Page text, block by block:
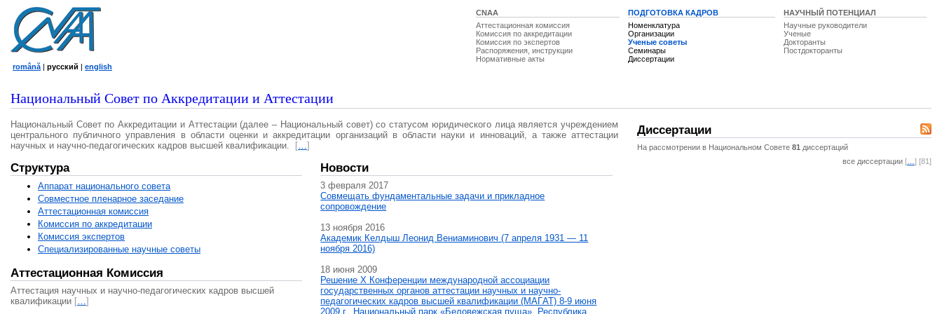
CNAA
Аттестационная комиссия
Комиссия по аккредитации
Комиссия по экспертов
Распоряжения, инструкции
Нормативные акты
ПОДГОТОВКА КАДРОВ
Номенклатура
Организации
Ученые советы
Семинары
Диссертации
НАУЧНЫЙ ПОТЕНЦИАЛ
Научные руководители
Ученые
Докторанты
Постдокторанты
română | русский | english
Национальный Совет по Аккредитации и Аттестации
Национальный Совет по Аккредитации и Аттестации (далее – Национальный совет) со статусом юридического лица является учреждением
центрального публичного управления в области оценки и аккредитации организаций в области науки и инноваций, а также аттестации
научных и научно-педагогических кадров высшей квалификации.
[…]
Структура
Аппарат национального совета
Совместное пленарное заседание
Аттестационная комисcия
Комиссия по аккредитации
Комиссия экспертов
Специализированные научные советы
Аттестационная Комиссия
Аттестация научных и научно-педагогических кадров высшей
квалификации […]
Новости
3 февраля 2017
Совмещать фундаментальные задачи и прикладное
сопровождение
13 ноября 2016
Академик Келдыш Леонид Вениаминович (7 апреля 1931 — 11
ноября 2016)
18 июня 2009
Решение X Конференции международной ассоциации
государственных органов аттестации научных и научно-
педагогических кадров высшей квалификации (МАГAT) 8-9 июня
2009 г., Национальный парк «Беловежская пуща», Республика
Диссертации
На рассмотрении в Национальном Совете 81 диссертаций
все диссертации [ ] [81]